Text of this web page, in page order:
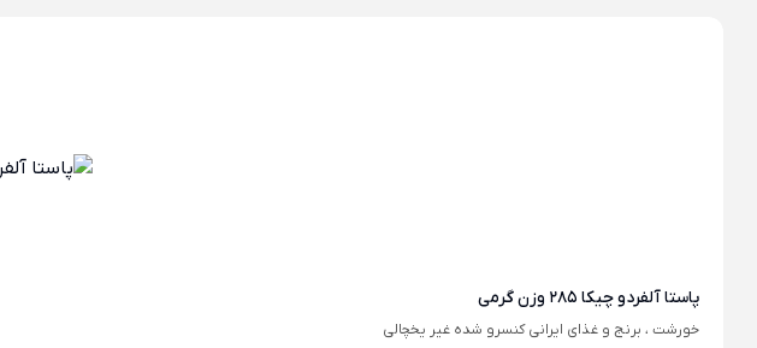
پاستا آلفردو چیکا 285 وزن گرمی
خورشت ، برنج و غذای ایرانی کنسرو شده غیر یخچالی